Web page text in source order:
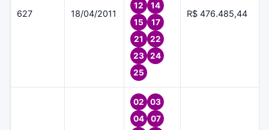
627 18/04/2011
12
14
15
17
21
22
23
24
25
R$ 476.485,44
02
03
04
07